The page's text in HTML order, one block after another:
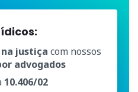
justiça com nossos
advogados
10.406/02